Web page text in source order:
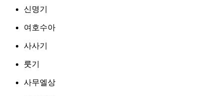
신명기
여호수아
사사기
룻기
사무엘상